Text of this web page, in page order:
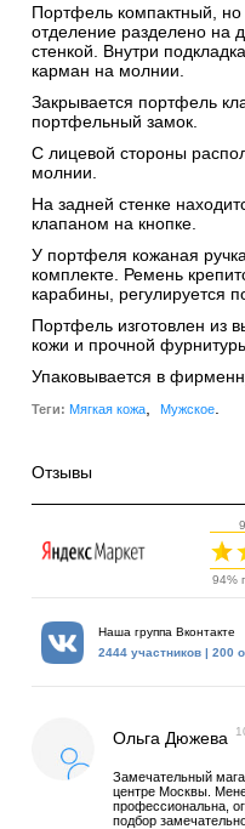
Портфель компактный,
отделение разделено на
стенкой. Внутри
карман на молнии.
Закрывается портфель
портфельный замок.
С лицевой стороны
молнии.
На задней стенке
клапаном на кнопке.
У портфеля кожаная
комплекте. Ремень
карабины, регулируется
Портфель изготовлен из
кожи и прочной
Упаковывается в
Теги: Мягкая кожа Мужское.
Отзывы
94%
Наша группа Вконтакте
2444 участников | 200
Ольга Дюжева
Замечательный
центре Москвы.
профессиональна,
подбор